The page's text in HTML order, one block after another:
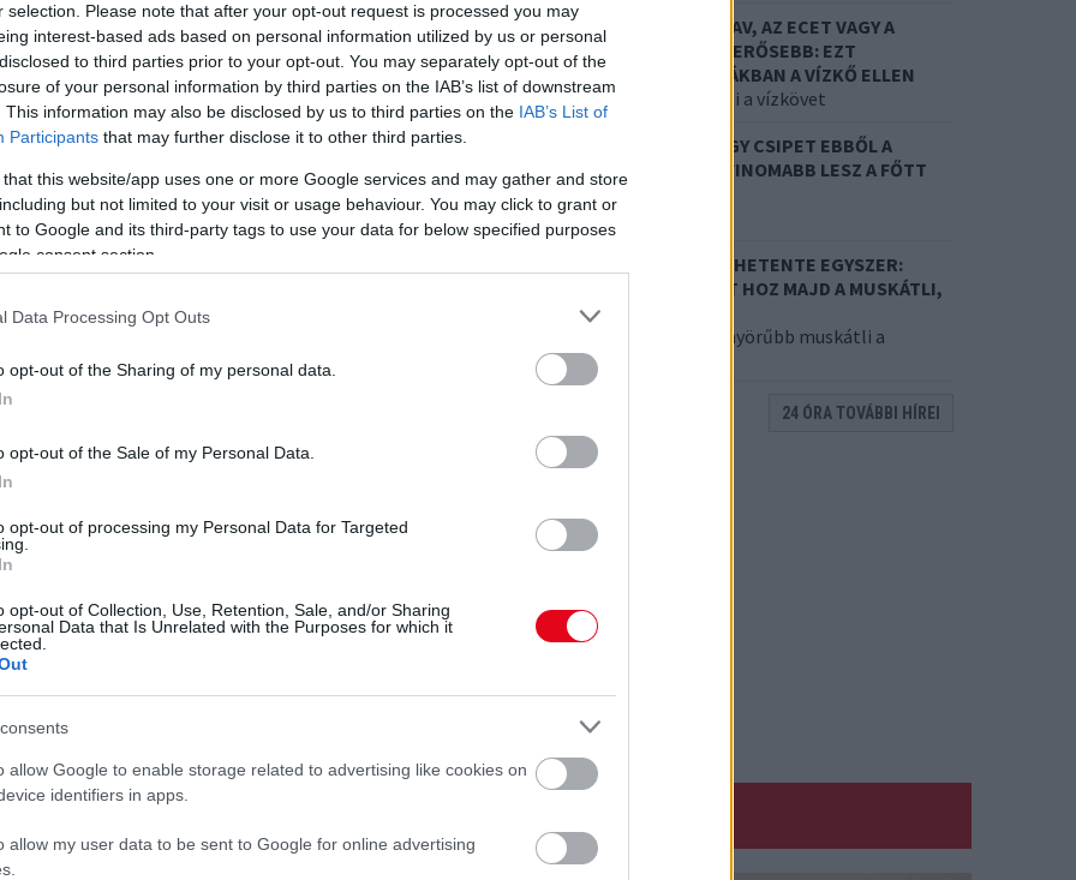
selection. Please note that after your opt-out request is processed you may
interest-based ads based on personal information utilized by us or personal
to third parties prior to your opt-out. You may separately opt-out of the
of your personal information by third parties on the IAB’s list of downstream
This information may also be disclosed by us to third parties on the IAB’s List of
Participants that may further disclose it to other third parties.
that this website/app uses one or more Google services and may gather and store
but not limited to your visit or usage behaviour. You may click to grant or
to Google and its third-party tags to use your data for below specified purposes
consent section.
Data Processing Opt Outs
opt-out of the Sharing of my personal data.
opt-out of the Sale of my Personal Data.
opt-out of processing my Personal Data for Targeted
opt-out of Collection, Use, Retention, Sale, and/or Sharing
Data that Is Unrelated with the Purposes for which it
allow Google to enable storage related to advertising like cookies on
identifiers in apps.
allow my user data to be sent to Google for online advertising
rá egy majdnem 20 éves
elborzasztotta és nagy vihart
családjával. A háromgyermekes anyuka egy
manapság, amikor már nem mindenki tud
és kedvezményes akciókat bevetni, hogy minél
azonban a kezébe került a blokk. A Coles
hogy két évtizeddel ezelőtt még
a különböző tételeket.
és újra megvesz a listáról
fizetett!
folytatásért!
07. 31.
NEM A CITROMSAV, AZ ECET VAGY A
SZÓDABIKARBÓNA A LEGERŐSEBB: EZT
HASZNÁLJÁK A SZÁLLODÁKBAN A VÍZKŐ ELLEN
Ez a szer tényleg eltünteti a vízkövet
HAGYD A SÓT: EGY CSIPET EBBŐL A
FŐZŐVÍZBE, ÉS SOKKAL FINOMABB LESZ A FŐTT
KRUMPLI
Titkos hozzávaló
EZZEL LOCSOLD HETENTE EGYSZER:
KÉTSZER ANNYI VIRÁGOT HOZ MAJD A MUSKÁTLI,
HA EZT CSINÁLOD
Ettől lesz a tiéd a leggyönyörűbb muskátli a
környéken
24 ÓRA TOVÁBBI HÍREI